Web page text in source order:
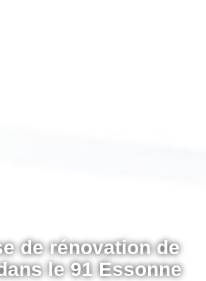
de rénovation de
le 91 Essonne